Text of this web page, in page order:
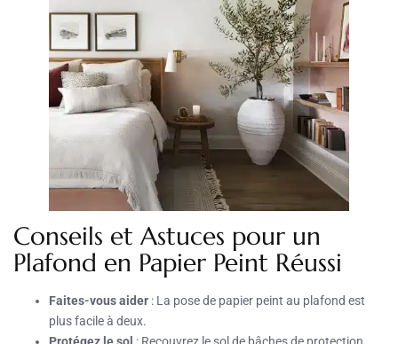
Conseils et Astuces pour un
Plafond en Papier Peint Réussi
Faites-vous aider : La pose de papier peint au plafond est
plus facile à deux.
Protégez le sol : Recouvrez le sol de bâches de protection